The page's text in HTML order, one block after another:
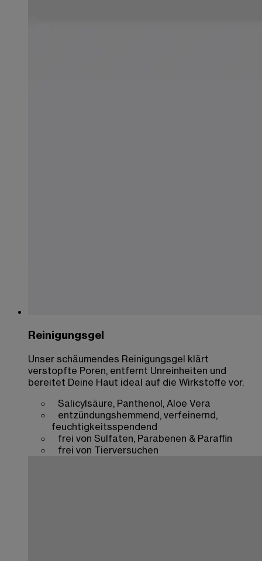
Reinigungsgel
Unser schäumendes Reinigungsgel klärt
verstopfte Poren, entfernt Unreinheiten und
bereitet Deine Haut ideal auf die Wirkstoffe vor.
Salicylsäure, Panthenol, Aloe Vera
entzündungshemmend, verfeinernd,
feuchtigkeitsspendend
frei von Sulfaten, Parabenen & Paraffin
frei von Tierversuchen